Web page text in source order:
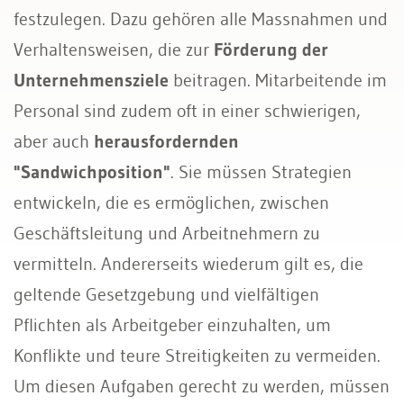
festzulegen. Dazu gehören alle Massnahmen und
Verhaltensweisen, die zur Förderung der
Unternehmensziele beitragen. Mitarbeitende im
Personal sind zudem oft in einer schwierigen,
aber auch herausfordernden
"Sandwichposition". Sie müssen Strategien
entwickeln, die es ermöglichen, zwischen
Geschäftsleitung und Arbeitnehmern zu
vermitteln. Andererseits wiederum gilt es, die
geltende Gesetzgebung und vielfältigen
Pflichten als Arbeitgeber einzuhalten, um
Konflikte und teure Streitigkeiten zu vermeiden.
Um diesen Aufgaben gerecht zu werden, müssen